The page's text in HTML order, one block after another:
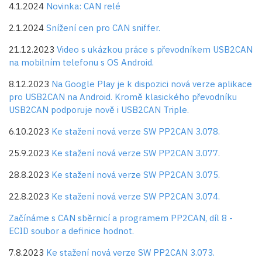
4.1.2024 Novinka: CAN relé
2.1.2024 Snížení cen pro CAN sniffer.
21.12.2023 Video s ukázkou práce s převodníkem USB2CAN
na mobilním telefonu s OS Android.
8.12.2023 Na Google Play je k dispozici nová verze aplikace
pro USB2CAN na Android. Kromě klasického převodníku
USB2CAN podporuje nově i USB2CAN Triple.
6.10.2023 Ke stažení nová verze SW PP2CAN 3.078.
25.9.2023 Ke stažení nová verze SW PP2CAN 3.077.
28.8.2023 Ke stažení nová verze SW PP2CAN 3.075.
22.8.2023 Ke stažení nová verze SW PP2CAN 3.074.
Začínáme s CAN sběrnicí a programem PP2CAN, díl 8 -
ECID soubor a definice hodnot.
7.8.2023 Ke stažení nová verze SW PP2CAN 3.073.